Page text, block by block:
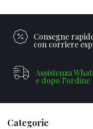
Consegne
con corriere
Assistenza
e dopo l’ordine
Categorie